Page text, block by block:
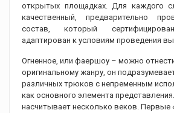
открытых площадках. Для каждого
качественный, предварительно
состав, который
адаптирован к условиям проведения
Огненное, или фаершоу – можно
оригинальному жанру, он
различных трюков с непременным
как основного элемента
насчитывает несколько веков. Первые